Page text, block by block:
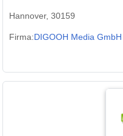
Hannover, 30159
Firma:DIGOOH Media GmbH